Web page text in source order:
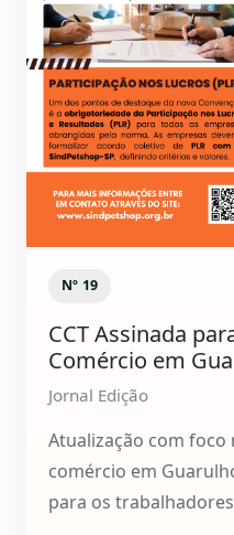
Nº 19
CCT Assinada
Comércio em
Jornal Edição
Atualização com foco
comércio em
para os